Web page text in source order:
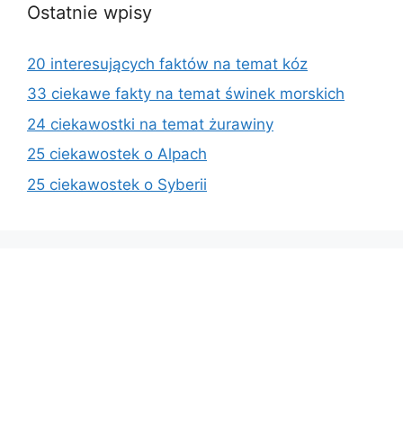
Ostatnie wpisy
20 interesujących faktów na temat kóz
33 ciekawe fakty na temat świnek morskich
24 ciekawostki na temat żurawiny
25 ciekawostek o Alpach
25 ciekawostek o Syberii